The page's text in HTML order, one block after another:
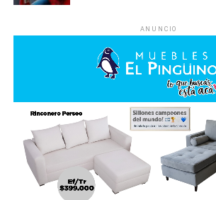
ANUNCIO